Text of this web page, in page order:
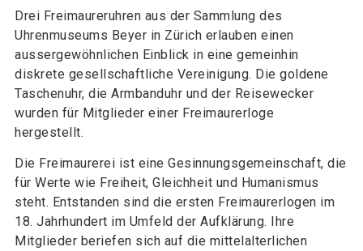
Drei Freimaureruhren aus der Sammlung des
Uhrenmuseums Beyer in Zürich erlauben einen
aussergewöhnlichen Einblick in eine gemeinhin
diskrete gesellschaftliche Vereinigung. Die goldene
Taschenuhr, die Armbanduhr und der Reisewecker
wurden für Mitglieder einer Freimaurerloge
hergestellt.
Die Freimaurerei ist eine Gesinnungsgemeinschaft, die
für Werte wie Freiheit, Gleichheit und Humanismus
steht. Entstanden sind die ersten Freimaurerlogen im
18. Jahrhundert im Umfeld der Aufklärung. Ihre
Mitglieder beriefen sich auf die mittelalterlichen